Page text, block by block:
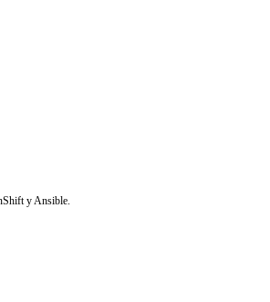
y Ansible.